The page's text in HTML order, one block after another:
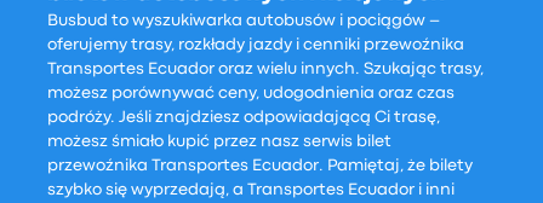
Busbud to wyszukiwarka autobusów i pociągów –
oferujemy trasy, rozkłady jazdy i cenniki przewoźnika
Transportes Ecuador oraz wielu innych. Szukając trasy,
możesz porównywać ceny, udogodnienia oraz czas
podróży. Jeśli znajdziesz odpowiadającą Ci trasę,
możesz śmiało kupić przez nasz serwis bilet
przewoźnika Transportes Ecuador. Pamiętaj, że bilety
szybko się wyprzedają, a Transportes Ecuador i inni